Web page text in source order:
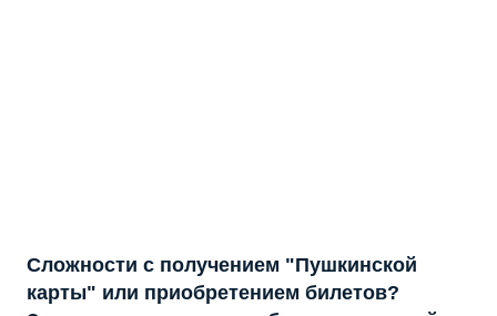
Сложности с получением "Пушкинской
карты" или приобретением билетов?